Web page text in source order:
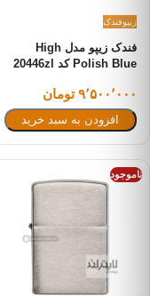
زیپوفندک
فندک زیپو مدل High
Polish Blue کد 20446zl
۹٬۵۰۰٬۰۰۰ تومان
افزودن به سبد خرید
ناموجود